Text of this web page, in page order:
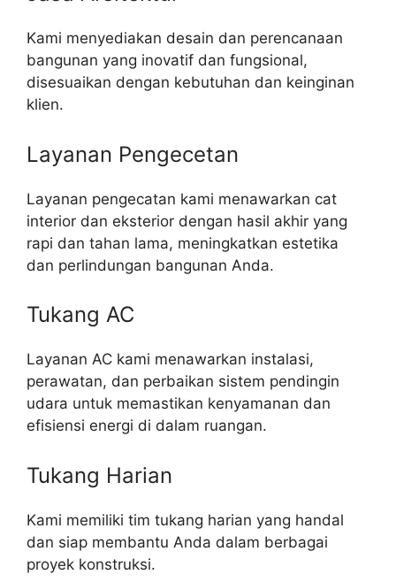
Kami menyediakan desain dan perencanaan
bangunan yang inovatif dan fungsional,
disesuaikan dengan kebutuhan dan keinginan
klien.
Layanan Pengecetan
Layanan pengecatan kami menawarkan cat
interior dan eksterior dengan hasil akhir yang
rapi dan tahan lama, meningkatkan estetika
dan perlindungan bangunan Anda.
Tukang AC
Layanan AC kami menawarkan instalasi,
perawatan, dan perbaikan sistem pendingin
udara untuk memastikan kenyamanan dan
efisiensi energi di dalam ruangan.
Tukang Harian
Kami memiliki tim tukang harian yang handal
dan siap membantu Anda dalam berbagai
proyek konstruksi.